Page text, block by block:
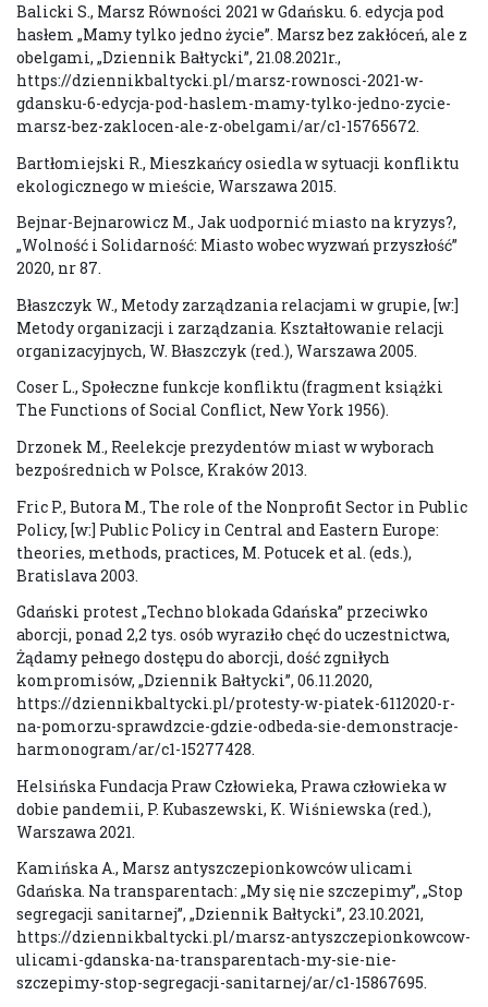
Balicki S., Marsz Równości 2021 w Gdańsku. 6. edycja pod
hasłem „Mamy tylko jedno życie”. Marsz bez zakłóceń, ale z
obelgami, „Dziennik Bałtycki”, 21.08.2021r.,
https://dziennikbaltycki.pl/marsz-rownosci-2021-w-
gdansku-6-edycja-pod-haslem-mamy-tylko-jedno-zycie-
marsz-bez-zaklocen-ale-z-obelgami/ar/c1-15765672.
Bartłomiejski R., Mieszkańcy osiedla w sytuacji konfliktu
ekologicznego w mieście, Warszawa 2015.
Bejnar-Bejnarowicz M., Jak uodpornić miasto na kryzys?,
„Wolność i Solidarność: Miasto wobec wyzwań przyszłość”
2020, nr 87.
Błaszczyk W., Metody zarządzania relacjami w grupie, [w:]
Metody organizacji i zarządzania. Kształtowanie relacji
organizacyjnych, W. Błaszczyk (red.), Warszawa 2005.
Coser L., Społeczne funkcje konfliktu (fragment książki
The Functions of Social Conflict, New York 1956).
Drzonek M., Reelekcje prezydentów miast w wyborach
bezpośrednich w Polsce, Kraków 2013.
Fric P., Butora M., The role of the Nonprofit Sector in Public
Policy, [w:] Public Policy in Central and Eastern Europe:
theories, methods, practices, M. Potucek et al. (eds.),
Bratislava 2003.
Gdański protest „Techno blokada Gdańska” przeciwko
aborcji, ponad 2,2 tys. osób wyraziło chęć do uczestnictwa,
Żądamy pełnego dostępu do aborcji, dość zgniłych
kompromisów, „Dziennik Bałtycki”, 06.11.2020,
https://dziennikbaltycki.pl/protesty-w-piatek-6112020-r-
na-pomorzu-sprawdzcie-gdzie-odbeda-sie-demonstracje-
harmonogram/ar/c1-15277428.
Helsińska Fundacja Praw Człowieka, Prawa człowieka w
dobie pandemii, P. Kubaszewski, K. Wiśniewska (red.),
Warszawa 2021.
Kamińska A., Marsz antyszczepionkowców ulicami
Gdańska. Na transparentach: „My się nie szczepimy”, „Stop
segregacji sanitarnej”, „Dziennik Bałtycki”, 23.10.2021,
https://dziennikbaltycki.pl/marsz-antyszczepionkowcow-
ulicami-gdanska-na-transparentach-my-sie-nie-
szczepimy-stop-segregacji-sanitarnej/ar/c1-15867695.